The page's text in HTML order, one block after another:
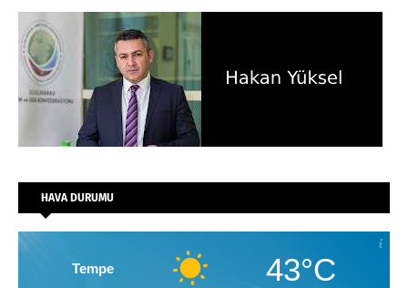
HAVA DURUMU
Tempe 43°C